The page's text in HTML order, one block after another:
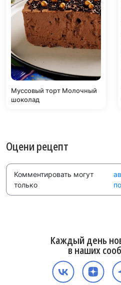
Муссовый торт Молочный
шоколад
Оцени рецепт
Комментировать могут
только
Каждый день
в наших